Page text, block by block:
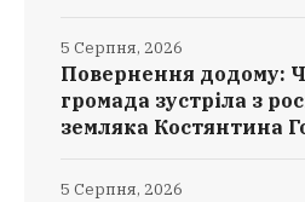
Повернення додому:
громада зустріла з
земляка Костянтина
5 Серпня, 2026
5 Серпня, 2026